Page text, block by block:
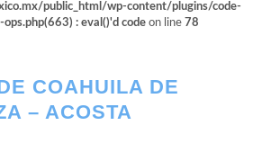
public_html/wp-content/plugins/code-
: eval()'d code on line 78
COAHUILA DE
– ACOSTA